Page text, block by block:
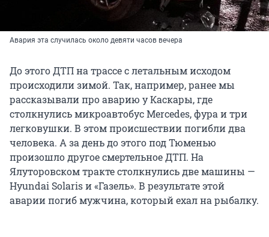
Авария эта случилась около девяти часов вечера
До этого ДТП на трассе с летальным исходом
происходили зимой. Так, например, ранее мы
рассказывали про аварию у Каскары, где
столкнулись микроавтобус Merсedes, фура и три
легковушки. В этом происшествии погибли два
человека. А за день до этого под Тюменью
произошло другое смертельное ДТП. На
Ялуторовском тракте столкнулись две машины —
Hyundai Solaris и «Газель». В результате этой
аварии погиб мужчина, который ехал на рыбалку.